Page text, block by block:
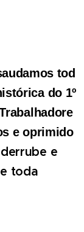
tod
do 1º
eoprimido
derrube e
toda